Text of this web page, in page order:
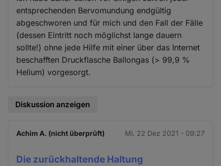
entsprechenden Bervomundung endgültig
abgeschworen und für mich und den Fall der Fälle
(dessen Eintritt noch möglichst lange dauern
sollte!) ohne jede Hilfe mit einer über das Internet
beschafften Druckflasche Ballongas (> 99,9 %
Helium) vorgesorgt.
Diskussion anzeigen
Achim A. (nicht überprüft) Mi. 22 Dez 2021 - 09:27
Die zurückhaltende Haltung